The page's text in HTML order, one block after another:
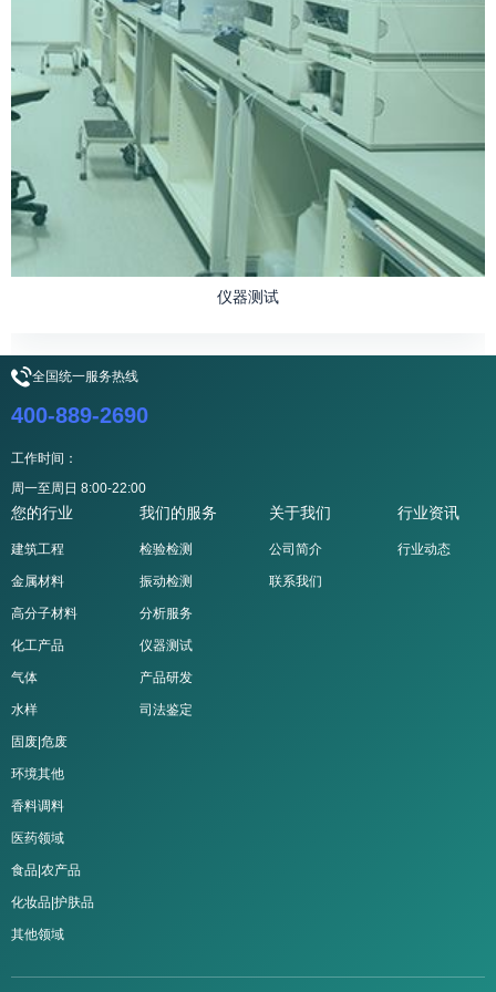
仪器测试
全国统一服务热线
400-889-2690
工作时间：
周一至周日 8:00-22:00
您的行业
建筑工程
金属材料
高分子材料
化工产品
气体
水样
固废|危废
环境其他
香料调料
医药领域
食品|农产品
化妆品|护肤品
其他领域
我们的服务
检验检测
振动检测
分析服务
仪器测试
产品研发
司法鉴定
关于我们
公司简介
联系我们
行业资讯
行业动态